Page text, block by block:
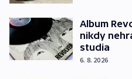
Album
nikdy
studia
6. 8. 2026